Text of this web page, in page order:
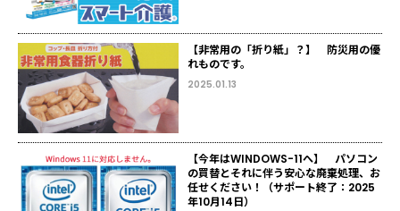
【非常用の「折り紙」？】 防災用の優
れものです。
2025.01.13
【今年はWINDOWS-11へ】 パソコン
の買替とそれに伴う安心な廃棄処理、お
任せください！（サポート終了：2025
年10月14日）